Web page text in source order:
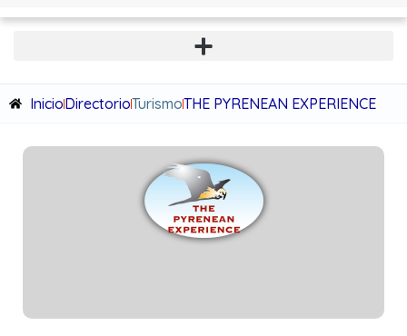
InicioDirectorioTurismoTHE PYRENEAN EXPERIENCE